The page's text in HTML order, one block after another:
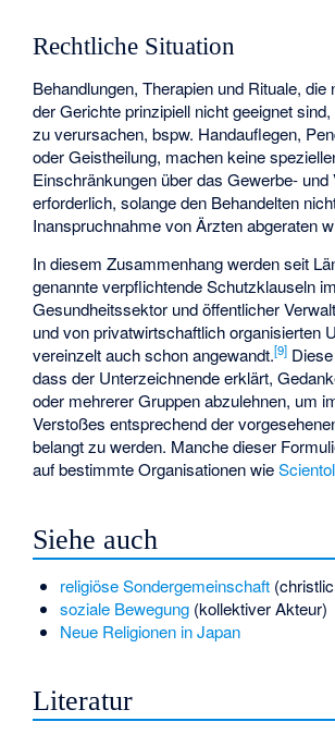
Rechtliche Situation
Behandlungen, Therapien und Rituale,
der Gerichte prinzipiell nicht geeignet
zu verursachen, bspw. Handauflegen,
oder Geistheilung, machen keine
Einschränkungen über das Gewerbe- und
erforderlich, solange den Behandelten
Inanspruchnahme von Ärzten abgeraten
In diesem Zusammenhang werden seit
genannte verpflichtende Schutzklauseln im
Gesundheitssektor und öffentlicher
und von privatwirtschaftlich organisierten
vereinzelt auch schon angewandt.[9]
dass der Unterzeichnende erklärt,
oder mehrerer Gruppen abzulehnen, um
Verstoßes entsprechend der
belangt zu werden. Manche dieser
auf bestimmte Organisationen wie
Siehe auch
religiöse Sondergemeinschaft
soziale Bewegung(kollektiver Akteur)
Neue Religionen in Japan
Literatur